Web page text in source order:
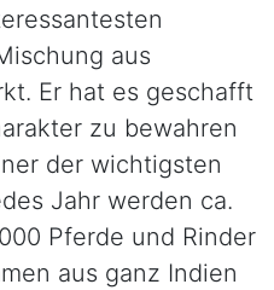
aus
Er hat es geschafft
zu bewahren
der wichtigsten
Jahr werden ca.
Pferde und Rinder
aus ganz Indien